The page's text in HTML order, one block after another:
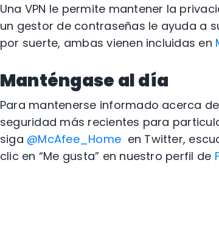
Una VPN le permite mantener la
un gestor de contraseñas le ayuda a
por suerte, ambas vienen incluidas en
Manténgase al día
Para mantenerse informado acerca
seguridad más recientes para
siga @McAfee_Home en Twitter,
clic en “Me gusta” en nuestro perfil de